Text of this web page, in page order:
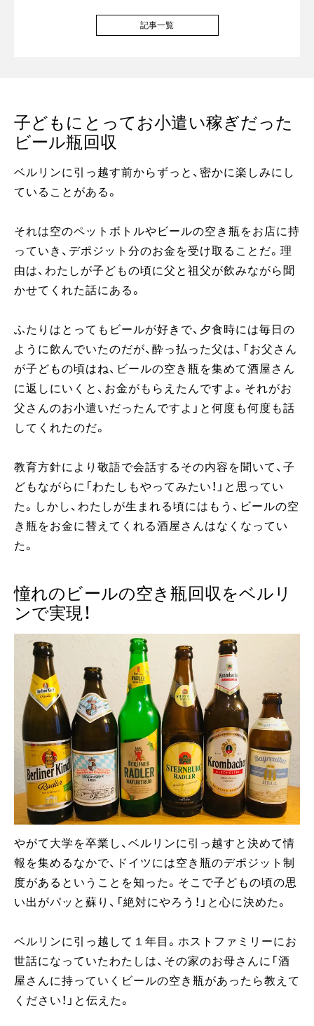
記事一覧
子どもにとってお小遣い稼ぎだった
ビール瓶回収
ベルリンに引っ越す前からずっと、密かに楽しみにし
ていることがある。
それは空のペットボトルやビールの空き瓶をお店に持
っていき、デポジット分のお金を受け取ることだ。理
由は、わたしが子どもの頃に父と祖父が飲みながら聞
かせてくれた話にある。
ふたりはとってもビールが好きで、夕食時には毎日の
ように飲んでいたのだが、酔っ払った父は、「お父さん
が子どもの頃はね、ビールの空き瓶を集めて酒屋さん
に返しにいくと、お金がもらえたんですよ。それがお
父さんのお小遣いだったんですよ」と何度も何度も話
してくれたのだ。
教育方針により敬語で会話するその内容を聞いて、子
どもながらに「わたしもやってみたい！」と思ってい
た。しかし、わたしが生まれる頃にはもう、ビールの空
き瓶をお金に替えてくれる酒屋さんはなくなってい
た。
憧れのビールの空き瓶回収をベルリ
ンで実現！
やがて大学を卒業し、ベルリンに引っ越すと決めて情
報を集めるなかで、ドイツには空き瓶のデポジット制
度があるということを知った。そこで子どもの頃の思
い出がパッと蘇り、「絶対にやろう！」と心に決めた。
ベルリンに引っ越して１年目。ホストファミリーにお
世話になっていたわたしは、その家のお母さんに「酒
屋さんに持っていくビールの空き瓶があったら教えて
ください！」と伝えた。